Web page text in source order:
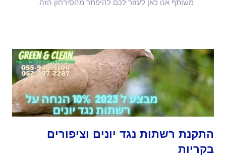
משותף אנו כאן לעזור לכם להיפתר מהסירחון הזה.
התקנת רשתות נגד יונים וציפורים
בקריות